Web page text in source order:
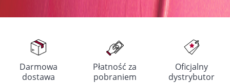
Darmowa
dostawa
Płatność za
pobraniem
Oficjalny
dystrybutor